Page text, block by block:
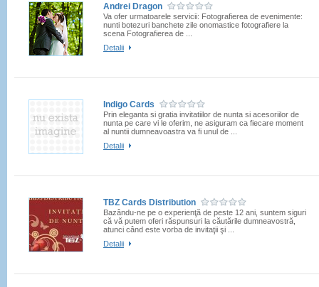
Andrei Dragon
Va ofer urmatoarele servicii: Fotografierea de evenimente:
nunti botezuri banchete zile onomastice fotografiere la
scena Fotografierea de ...
Detalii
Indigo Cards
Prin eleganta si gratia invitatiilor de nunta si acesoriilor de
nunta pe care vi le oferim, ne asiguram ca fiecare moment
al nuntii dumneavoastra va fi unul de ...
Detalii
TBZ Cards Distribution
Bazându-ne pe o experienţă de peste 12 ani, suntem siguri
că vă putem oferi răspunsuri la căutările dumneavostră,
atunci când este vorba de invitaţii şi ...
Detalii